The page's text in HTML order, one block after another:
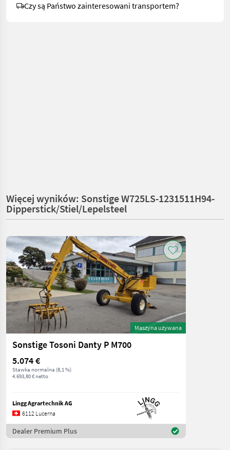
Czy są Państwo zainteresowani transportem?
Więcej wyników: Sonstige W725LS-1231511H94-
Dipperstick/Stiel/Lepelsteel
Maszyna używana
Sonstige Tosoni Danty P M700
5.074 €
Stawka normalna (8,1 %)
4.693,80 € netto
Lingg Agrartechnik AG
6112 Lucerna
Dealer Premium Plus